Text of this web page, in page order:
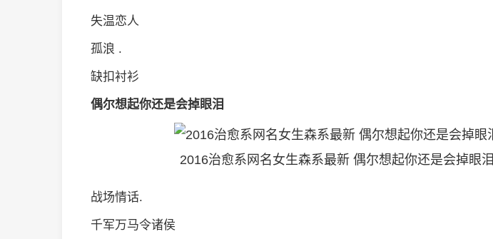
失温恋人
孤浪 .
缺扣衬衫
偶尔想起你还是会掉眼泪
2016治愈系网名女生森系最新 偶尔想起你还是会掉眼泪
战场情话.
千军万马令诸侯